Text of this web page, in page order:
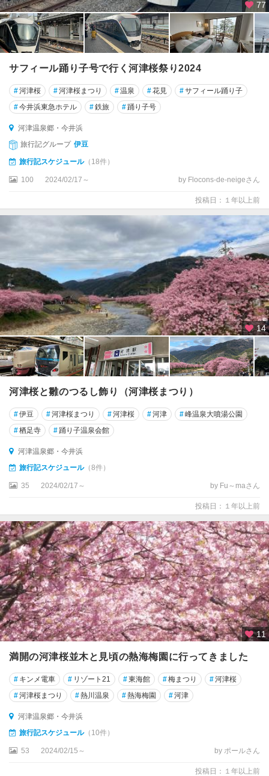
77
サフィール踊り子号で行く河津桜祭り2024
#河津桜 #河津桜まつり #温泉 #花見 #サフィール踊り子
#今井浜東急ホテル #鉄旅 #踊り子号
河津温泉郷・今井浜
旅行記グループ 伊豆
旅行記スケジュール（18件）
100 2024/02/17～ by Flocons-de-neigeさん
投稿日：１年以上前
14
河津桜と雛のつるし飾り（河津桜まつり）
#伊豆 #河津桜まつり #河津桜 #河津 #峰温泉大噴湯公園
#栖足寺 #踊り子温泉会館
河津温泉郷・今井浜
旅行記スケジュール（8件）
35 2024/02/17～ by Fu～maさん
投稿日：１年以上前
11
満開の河津桜並木と見頃の熱海梅園に行ってきました
# キンメ電車 # リゾート21 #東海館 #梅まつり #河津桜
#河津桜まつり #熱川温泉 #熱海梅園 #河津
河津温泉郷・今井浜
旅行記スケジュール（10件）
53 2024/02/15～ by ポールさん
投稿日：１年以上前